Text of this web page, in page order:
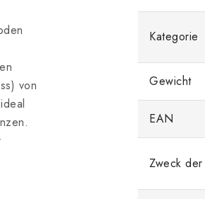
von
Kategorie
Gewicht
EAN
Zweck